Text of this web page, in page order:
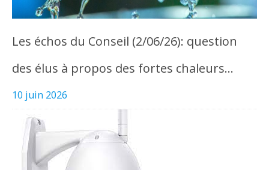
Les échos du Conseil (2/06/26): question
des élus à propos des fortes chaleurs…
10 juin 2026